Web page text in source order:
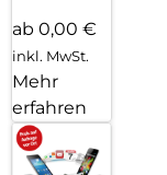
ab 0,00 €
inkl. MwSt.
Mehr
erfahren